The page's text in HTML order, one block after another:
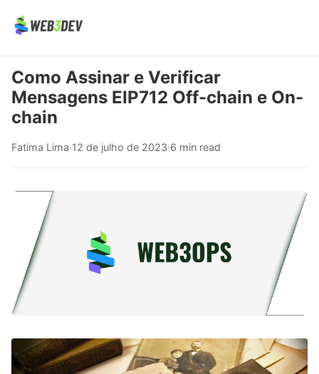
Como Assinar e Verificar
Mensagens EIP712 Off-chain e On-
chain
Fatima Lima·12 de julho de 2023·6 min read